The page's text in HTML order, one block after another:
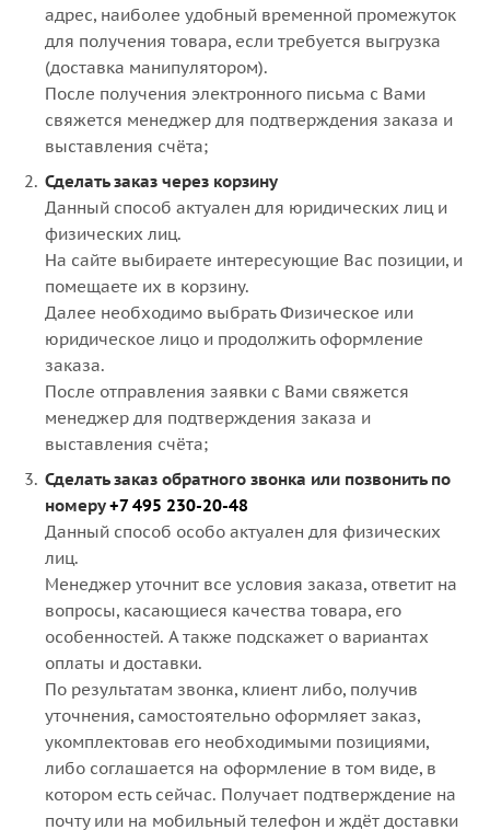
адрес, наиболее удобный временной промежуток
для получения товара, если требуется выгрузка
(доставка манипулятором).
После получения электронного письма с Вами
свяжется менеджер для подтверждения заказа и
выставления счёта;
Сделать заказ через корзину
Данный способ актуален для юридических лиц и
физических лиц.
На сайте выбираете интересующие Вас позиции, и
помещаете их в корзину.
Далее необходимо выбрать Физическое или
юридическое лицо и продолжить оформление
заказа.
После отправления заявки с Вами свяжется
менеджер для подтверждения заказа и
выставления счёта;
Сделать заказ обратного звонка или позвонить по
номеру+7 495 230-20-48
Данный способ особо актуален для физических
лиц.
Менеджер уточнит все условия заказа, ответит на
вопросы, касающиеся качества товара, его
особенностей. А также подскажет о вариантах
оплаты и доставки.
По результатам звонка, клиент либо, получив
уточнения, самостоятельно оформляет заказ,
укомплектовав его необходимыми позициями,
либо соглашается на оформление в том виде, в
котором есть сейчас. Получает подтверждение на
почту или на мобильный телефон и ждёт доставки